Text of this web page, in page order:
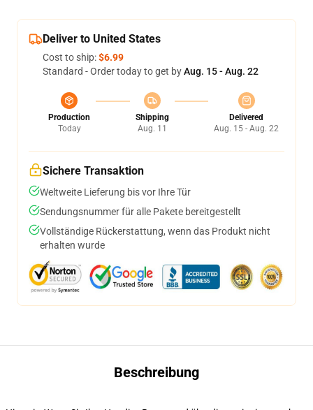
Deliver to United States
Cost to ship:$6.99
Standard - Order today to get byAug. 15 - Aug. 22
Production
Today
Shipping
Aug. 11
Delivered
Aug. 15 - Aug. 22
Sichere Transaktion
Weltweite Lieferung bis vor Ihre Tür
Sendungsnummer für alle Pakete bereitgestellt
Vollständige Rückerstattung, wenn das Produkt nicht
erhalten wurde
Beschreibung